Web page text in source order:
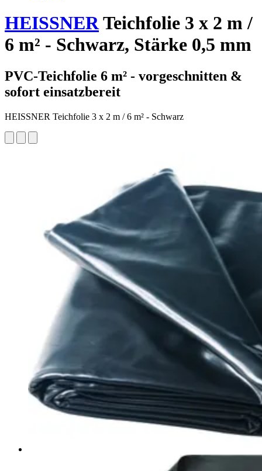
HEISSNERTeichfolie 3 x 2 m /
6 m² - Schwarz, Stärke 0,5 mm
PVC-Teichfolie 6 m² - vorgeschnitten &
sofort einsatzbereit
HEISSNER Teichfolie 3 x 2 m / 6 m² - Schwarz